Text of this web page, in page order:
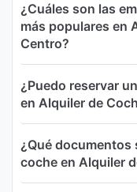
¿Cuáles son las
más populares en
Centro?
¿Puedo reservar
en Alquiler de
¿Qué documentos
coche en Alquiler